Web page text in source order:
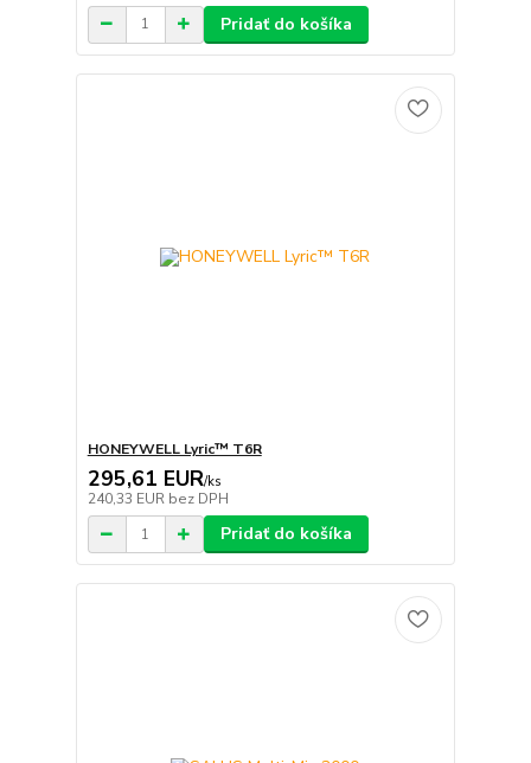
Pridať do košíka
HONEYWELL Lyric™ T6R
295,61 EUR/ks
240,33 EUR bez DPH
Pridať do košíka